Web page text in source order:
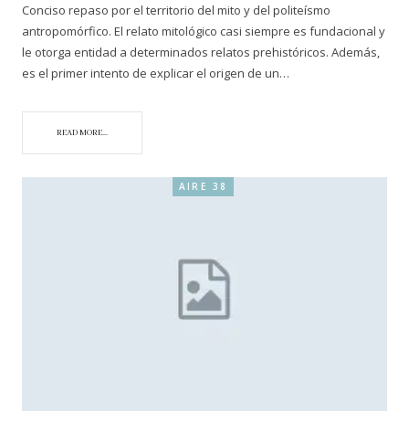
Conciso repaso por el territorio del mito y del politeísmo
antropomórfico. El relato mitológico casi siempre es fundacional y
le otorga entidad a determinados relatos prehistóricos. Además,
es el primer intento de explicar el origen de un…
READ MORE...
AIRE 38